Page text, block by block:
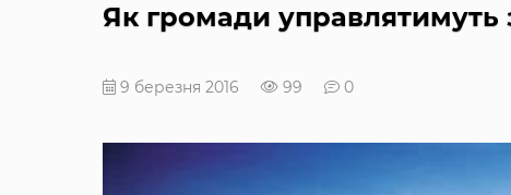
Як громади
9 березня 2016 99 0